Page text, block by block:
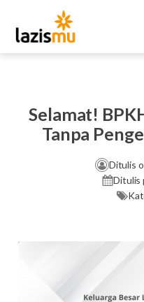
Selamat!
Tanpa
Ditulis
Ditulis